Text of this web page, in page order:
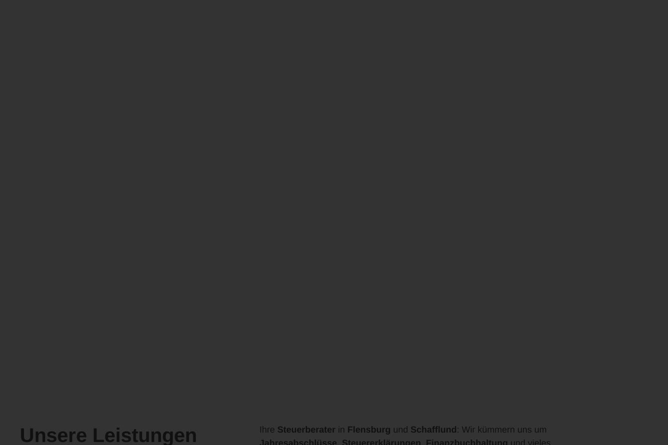
Unsere Leistungen Ihre Steuerberater in Flensburg und Schafflund : Wir kümmern uns um
Jahresabschlüsse, Steuererklärungen, Finanzbuchhaltung und vieles